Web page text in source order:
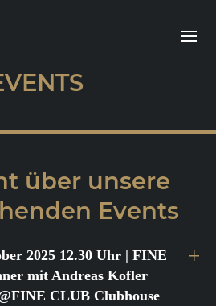
über unsere
Events
2025 12.30 Uhr | FINE
mit Andreas Kofler
CLUB Clubhouse